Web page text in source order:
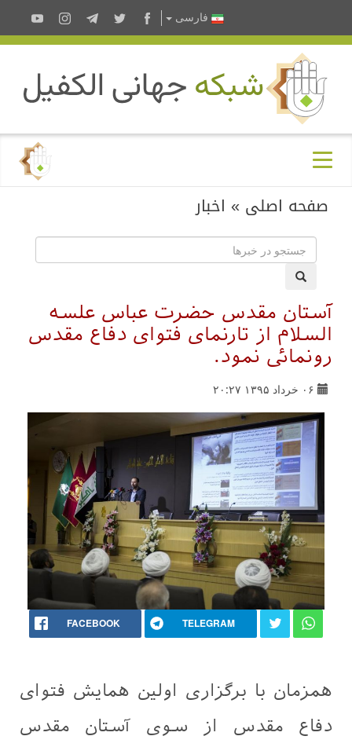
فارسى
صفحه اصلی » اخبار
آستان مقدس حضرت عباس علسه
السلام از تارنمای فتوای دفاع مقدس
رونمائی نمود.
۰۶ خرداد ۱۳۹۵ ۲۰:۲۷
FACEBOOK TELEGRAM
همزمان با برگزاری اولین همایش فتوای
دفاع مقدس از سوی آستان مقدس